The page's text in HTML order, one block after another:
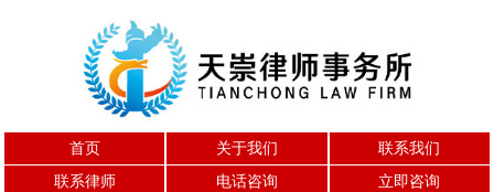
首页 关于我们
联系我们
联系律师
电话咨询 立即咨询